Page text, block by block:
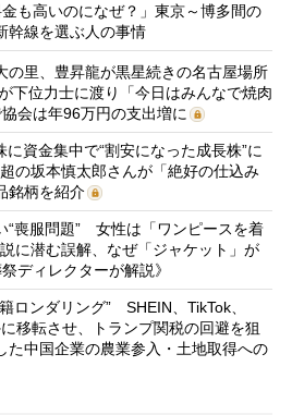
金も高いのになぜ？」東京～博多間の
幹線を選ぶ人の事情
の里、豊昇龍が黒星続きの名古屋場所
下位力士に渡り「今日はみんなで焼肉
会は年96万円の支出増に
資金集中で“割安になった成長株”に
の坂本慎太郎さんが「絶好の仕込み
銘柄を紹介
“喪服問題” 女性は「ワンピースを着
に潜む誤解、なぜ「ジャケット」が
ディレクターが解説》
ロンダリング” SHEIN、TikTok、
移転させ、トランプ関税の回避を狙
中国企業の農業参入・土地取得への